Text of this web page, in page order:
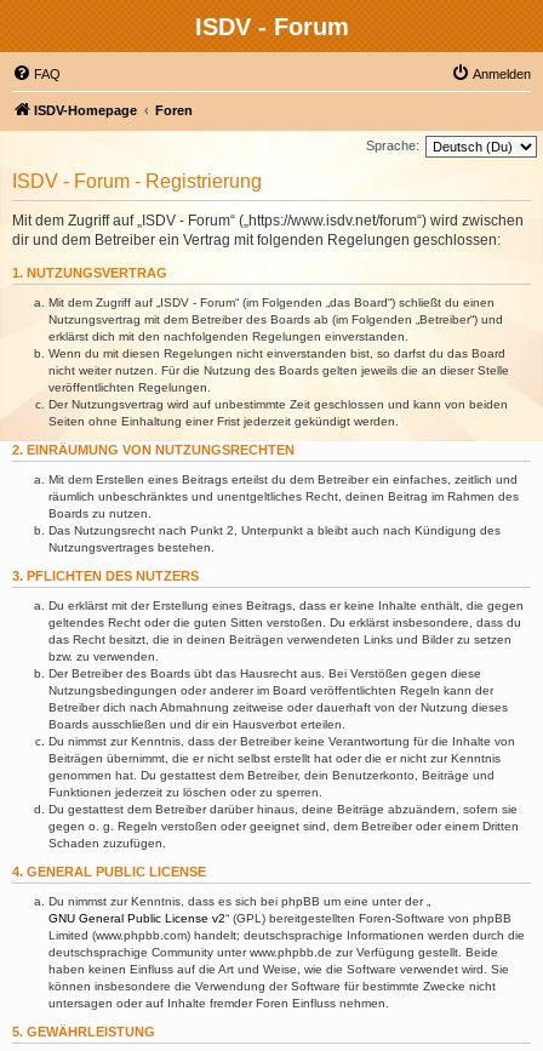
ISDV - Forum
FAQ Anmelden
ISDV-Homepage Foren
Sprache:
ISDV - Forum - Registrierung
Mit dem Zugriff auf „ISDV - Forum“ („https://www.isdv.net/forum“) wird zwischen
dir und dem Betreiber ein Vertrag mit folgenden Regelungen geschlossen:
1. NUTZUNGSVERTRAG
Mit dem Zugriff auf „ISDV - Forum“ (im Folgenden „das Board“) schließt du einen
Nutzungsvertrag mit dem Betreiber des Boards ab (im Folgenden „Betreiber“) und
erklärst dich mit den nachfolgenden Regelungen einverstanden.
Wenn du mit diesen Regelungen nicht einverstanden bist, so darfst du das Board
nicht weiter nutzen. Für die Nutzung des Boards gelten jeweils die an dieser Stelle
veröffentlichten Regelungen.
Der Nutzungsvertrag wird auf unbestimmte Zeit geschlossen und kann von beiden
Seiten ohne Einhaltung einer Frist jederzeit gekündigt werden.
2. EINRÄUMUNG VON NUTZUNGSRECHTEN
Mit dem Erstellen eines Beitrags erteilst du dem Betreiber ein einfaches, zeitlich und
räumlich unbeschränktes und unentgeltliches Recht, deinen Beitrag im Rahmen des
Boards zu nutzen.
Das Nutzungsrecht nach Punkt 2, Unterpunkt a bleibt auch nach Kündigung des
Nutzungsvertrages bestehen.
3. PFLICHTEN DES NUTZERS
Du erklärst mit der Erstellung eines Beitrags, dass er keine Inhalte enthält, die gegen
geltendes Recht oder die guten Sitten verstoßen. Du erklärst insbesondere, dass du
das Recht besitzt, die in deinen Beiträgen verwendeten Links und Bilder zu setzen
bzw. zu verwenden.
Der Betreiber des Boards übt das Hausrecht aus. Bei Verstößen gegen diese
Nutzungsbedingungen oder anderer im Board veröffentlichten Regeln kann der
Betreiber dich nach Abmahnung zeitweise oder dauerhaft von der Nutzung dieses
Boards ausschließen und dir ein Hausverbot erteilen.
Du nimmst zur Kenntnis, dass der Betreiber keine Verantwortung für die Inhalte von
Beiträgen übernimmt, die er nicht selbst erstellt hat oder die er nicht zur Kenntnis
genommen hat. Du gestattest dem Betreiber, dein Benutzerkonto, Beiträge und
Funktionen jederzeit zu löschen oder zu sperren.
Du gestattest dem Betreiber darüber hinaus, deine Beiträge abzuändern, sofern sie
gegen o. g. Regeln verstoßen oder geeignet sind, dem Betreiber oder einem Dritten
Schaden zuzufügen.
4. GENERAL PUBLIC LICENSE
Du nimmst zur Kenntnis, dass es sich bei phpBB um eine unter der „
GNU General Public License v2“ (GPL) bereitgestellten Foren-Software von phpBB
Limited (www.phpbb.com) handelt; deutschsprachige Informationen werden durch die
deutschsprachige Community unter www.phpbb.de zur Verfügung gestellt. Beide
haben keinen Einfluss auf die Art und Weise, wie die Software verwendet wird. Sie
können insbesondere die Verwendung der Software für bestimmte Zwecke nicht
untersagen oder auf Inhalte fremder Foren Einfluss nehmen.
5. GEWÄHRLEISTUNG